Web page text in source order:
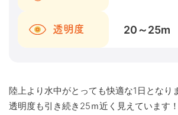
透明度 20～25m
陸上より水中がとっても快適な1日となり
透明度も引き続き25ｍ近く見えています！